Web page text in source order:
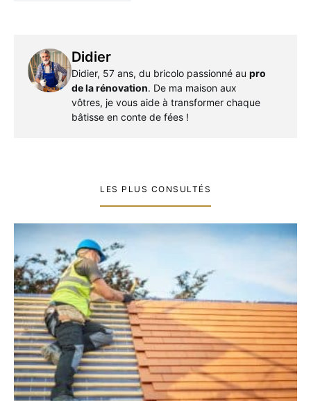
Didier
Didier, 57 ans, du bricolo passionné au pro
de la rénovation. De ma maison aux
vôtres, je vous aide à transformer chaque
bâtisse en conte de fées !
LES PLUS CONSULTÉS